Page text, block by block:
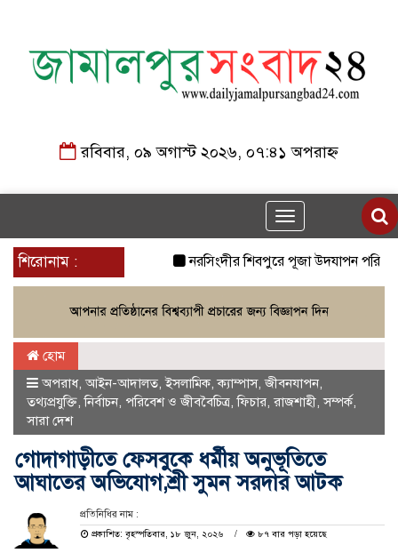
রবিবার, ০৯ অগাস্ট ২০২৬, ০৭:৪১ অপরাহ্ন
Toggle
navigation
শিরোনাম :
নরসিংদীর শিবপুরে পূজা উদযাপন পরিষদ
হোম
অপরাধ, আইন-আদালত,ইসলামিক,ক্যাম্পাস,জীবনযাপন,
তথ্যপ্রযুক্তি,নির্বাচন, পরিবেশ ও জীববৈচিত্র,ফিচার, রাজশাহী,সম্পর্ক,
সারা দেশ
গোদাগাড়ীতে ফেসবুকে ধর্মীয় অনুভূতিতে
আঘাতের অভিযোগ,শ্রী সুমন সরদার আটক
প্রতিনিধির নাম :
প্রকাশিত: বৃহস্পতিবার, ১৮ জুন, ২০২৬
৮৭ বার পড়া হয়েছে